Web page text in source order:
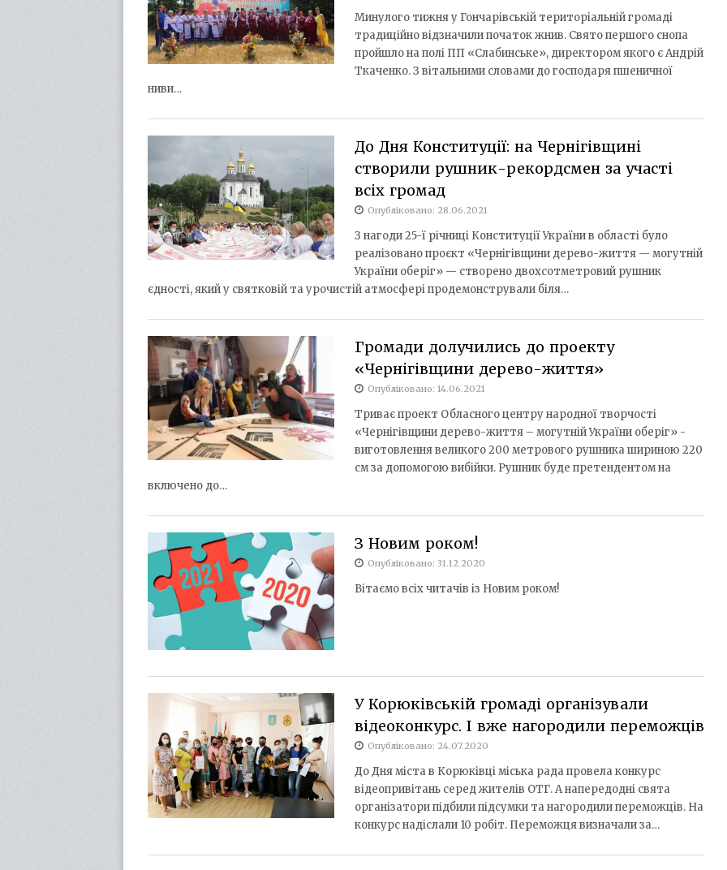
Минулого тижня у Гончарівській територіальній громаді
традиційно відзначили початок жнив. Свято першого снопа
пройшло на полі ПП «Слабинське», директором якого є Андрій
Ткаченко. З вітальними словами до господаря пшеничної
ниви…
До Дня Конституції: на Чернігівщині
створили рушник-рекордсмен за участі
всіх громад
Опубліковано: 28.06.2021
З нагоди 25-ї річниці Конституції України в області було
реалізовано проєкт «Чернігівщини дерево-життя — могутній
України оберіг» — створено двохсотметровий рушник
єдності, який у святковій та урочистій атмосфері продемонстрували біля…
Громади долучились до проекту
«Чернігівщини дерево-життя»
Опубліковано: 14.06.2021
Триває проект Обласного центру народної творчості
«Чернігівщини дерево-життя – могутній України оберіг» -
виготовлення великого 200 метрового рушника шириною 220
см за допомогою вибійки. Рушник буде претендентом на
включено до…
З Новим роком!
Опубліковано: 31.12.2020
Вітаємо всіх читачів із Новим роком!
У Корюківській громаді організували
відеоконкурс. І вже нагородили переможців
Опубліковано: 24.07.2020
До Дня міста в Корюківці міська рада провела конкурс
відеопривітань серед жителів ОТГ. А напередодні свята
організатори підбили підсумки та нагородили переможців. На
конкурс надіслали 10 робіт. Переможця визначали за…